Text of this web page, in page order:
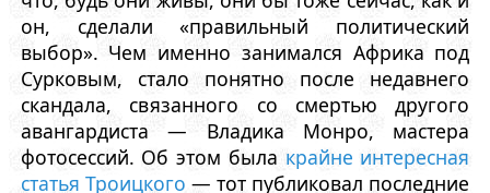
он, сделали «правильный политический
выбор». Чем именно занимался Африка под
Сурковым, стало понятно после недавнего
скандала, связанного со смертью другого
авангардиста — Владика Монро, мастера
фотосессий. Об этом была крайне интересная
статья Троицкого — тот публиковал последние